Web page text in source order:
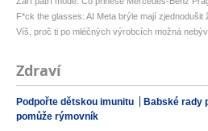
F*ck the glasses: AI Meta brýle mají zjednodušit
Víš, proč ti po mléčných výrobcích možná
Zdraví
Podpořte dětskou imunitu Babské rady
pomůže rýmovník